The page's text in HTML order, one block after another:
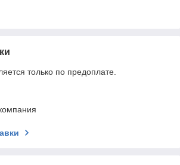
только по предоплате.